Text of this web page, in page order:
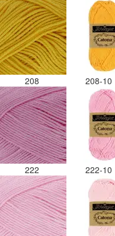
208 208-10
222 222-10